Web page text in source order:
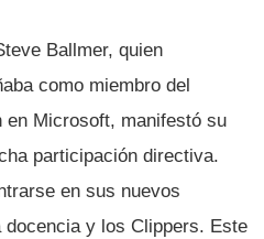
Ballmer, quien
como miembro del
en Microsoft, manifestó su
participación directiva.
en sus nuevos
y los Clippers. Este